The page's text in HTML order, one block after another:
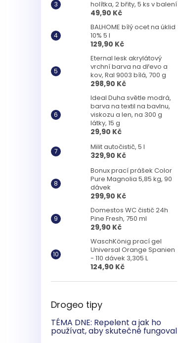
holítka, 2 břity, 5 ks v balení
49,90 Kč
BALHOME bílý ocet na úklid
10% 5 l
129,90 Kč
Eternal lesk akrylátový
vrchní barva na dřevo a
kov, Ral 9003 bílá, 700 g
298,90 Kč
Ideal Duha světle modrá,
barva na textil na bavlnu,
viskozu a len, na 300 g
látky, 15 g
29,90 Kč
Milit autočistič, 5 l
329,90 Kč
Bonux prací prášek Color
Pure Magnolia 5,85 kg, 90
dávek
299,90 Kč
Domestos WC čistič 24h
Pine Fresh, 750 ml
29,90 Kč
WaschKönig prací gel
Universal Orange Spanien
- 110 dávek 3,305 L
124,90 Kč
Drogeo tipy
TÉMA DNE: Repelent a jak ho
používat, aby skutečně fungoval